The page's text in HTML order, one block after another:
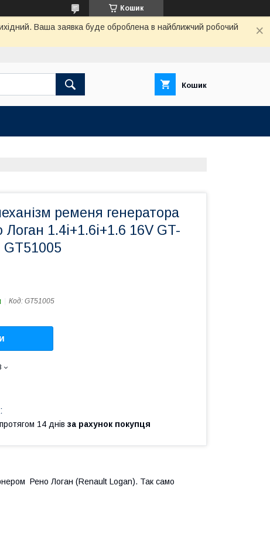
Кошик
Ваша заявка буде оброблена в найближчий робочий
Кошик
ременя генератора
Логан 1.4i+1.6i+1.6 16V GT-
GT51005
Код: GT51005
14 днів за рахунок покупця
Рено Логан (Renault Logan). Так само